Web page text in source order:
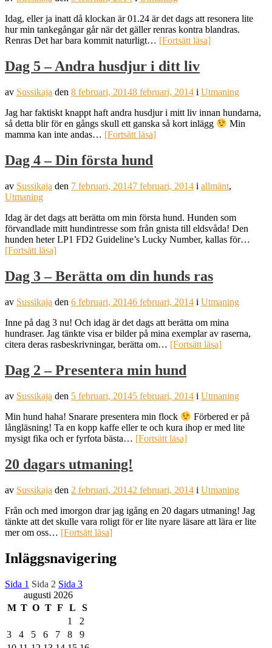
Idag, eller ja inatt då klockan är 01.24 är det dags att resonera lite
hur min tankegångar går när det gäller renras kontra blandras.
Renras Det har bara kommit naturligt… [Fortsätt läsa]
Dag 5 – Andra husdjur i ditt liv
av Sussikaja den 8 februari, 20148 februari, 2014 i Utmaning
Jag har faktiskt knappt haft andra husdjur i mitt liv innan hundarna,
så detta blir för en gångs skull ett ganska så kort inlägg
Min
mamma kan inte andas… [Fortsätt läsa]
Dag 4 – Din första hund
av Sussikaja den 7 februari, 20147 februari, 2014 i allmänt,
Utmaning
Idag är det dags att berätta om min första hund. Hunden som
förvandlade mitt hundintresse som från gnista till eldsvåda! Den
hunden heter LP1 FD2 Guideline’s Lucky Number, kallas för…
[Fortsätt läsa]
Dag 3 – Berätta om din hunds ras
av Sussikaja den 6 februari, 20146 februari, 2014 i Utmaning
Inne på dag 3 nu! Och idag är det dags att berätta om mina
hundraser. Jag tänkte visa er bilder på mina exemplar av raserna,
citera deras rasbeskrivningar, berätta om… [Fortsätt läsa]
Dag 2 – Presentera min hund
av Sussikaja den 5 februari, 20145 februari, 2014 i Utmaning
Min hund haha! Snarare presentera min flock
Förbered er på
långläsning! Ta en kopp kaffe eller te och kura ihop er med lite
mysigt fika och er fyrfota bästa… [Fortsätt läsa]
20 dagars utmaning!
av Sussikaja den 2 februari, 20142 februari, 2014 i Utmaning
Från och med imorgon drar jag igång en 20 dagars utmaning! Jag
tänkte att det skulle vara roligt för er lite nyare läsare att lära er lite
mer om oss… [Fortsätt läsa]
Inläggsnavigering
Sida 1 Sida 2 Sida 3
augusti 2026
M T O T F L
S
1
2
3
4 5 6 7 8
9